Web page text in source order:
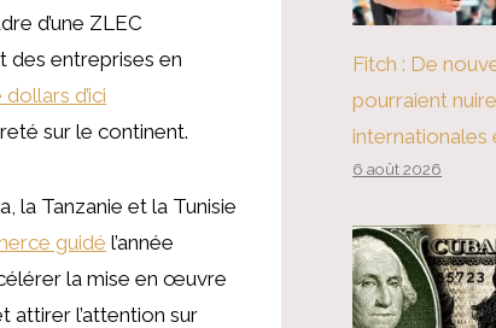
d’une ZLEC
des entreprises en
d’ici
sur le continent.
la Tanzanie et la Tunisie
guidé l’année
la mise en œuvre
attirer l’attention sur
Fitch : De
pourraient
internationales
6 août 2026